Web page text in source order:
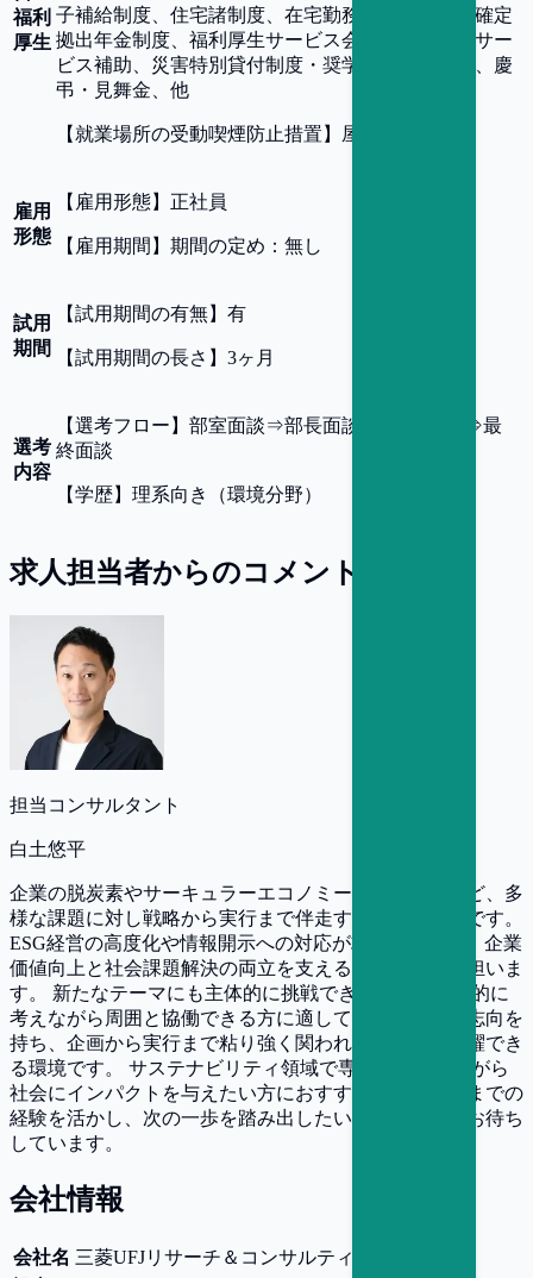
福利
厚生
子補給制度、住宅諸制度、在宅勤務手当、企業型確定
拠出年金制度、福利厚生サービス会員、在宅保育サー
ビス補助、災害特別貸付制度・奨学資金貸付制度、慶
弔・見舞金、他
【 就業場所の受動喫煙防止措置 】 屋内禁煙
雇用
形態
【 雇用形態】 正社員
【 雇用期間 】 期間の定め：無し
試用
期間
【試用期間の有無】 有
【試用期間の長さ 】 3ヶ月
選考
内容
【選考フロー 】 部室面談⇒部長面談⇒BU長面談⇒最
終面談
【学歴】 理系向き（環境分野）
求人担当者からのコメント
担当コンサルタント
白土悠平
企業の脱炭素やサーキュラーエコノミー、人権対応など、多
様な課題に対し戦略から実行まで伴走するポジションです。
ESG経営の高度化や情報開示への対応が求められる中、企業
価値向上と社会課題解決の両立を支える重要な役割を担いま
す。 新たなテーマにも主体的に挑戦できる方や、論理的に
考えながら周囲と協働できる方に適しています。顧客志向を
持ち、企画から実行まで粘り強く関われる方は特に活躍でき
る環境です。 サステナビリティ領域で専門性を広げながら
社会にインパクトを与えたい方におすすめです。これまでの
経験を活かし、次の一歩を踏み出したい方のご応募をお待ち
しています。
会社情報
会社名 三菱UFJリサーチ＆コンサルティング株式会社